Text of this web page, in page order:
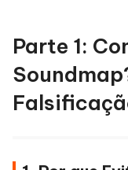
Parte 1: